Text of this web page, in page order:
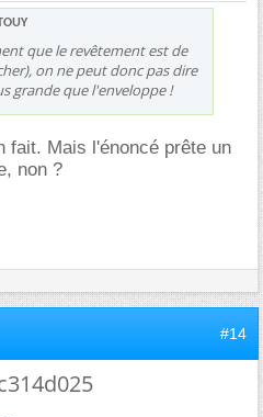
que le revêtement est de
on ne peut donc pas dire
grande que l'enveloppe !
fait. Mais l'énoncé prête un
non ?
#14